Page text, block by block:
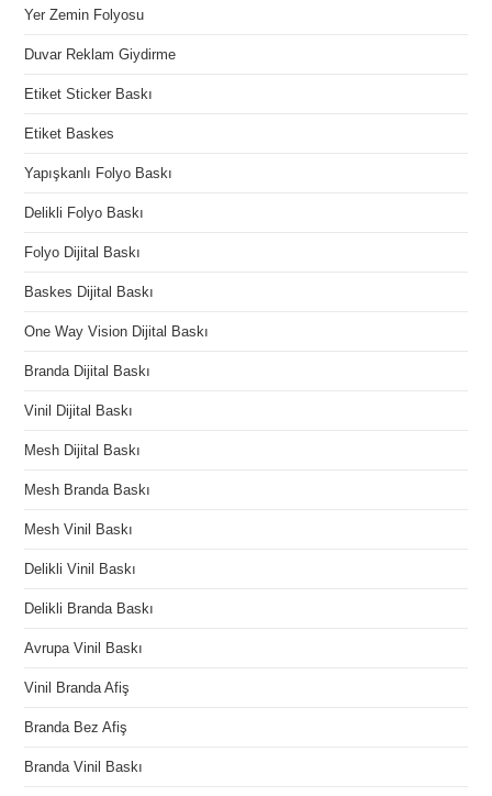
Yer Zemin Folyosu
Duvar Reklam Giydirme
Etiket Sticker Baskı
Etiket Baskes
Yapışkanlı Folyo Baskı
Delikli Folyo Baskı
Folyo Dijital Baskı
Baskes Dijital Baskı
One Way Vision Dijital Baskı
Branda Dijital Baskı
Vinil Dijital Baskı
Mesh Dijital Baskı
Mesh Branda Baskı
Mesh Vinil Baskı
Delikli Vinil Baskı
Delikli Branda Baskı
Avrupa Vinil Baskı
Vinil Branda Afiş
Branda Bez Afiş
Branda Vinil Baskı